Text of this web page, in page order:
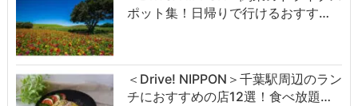
ポット集！日帰りで行けるおすす…
＜Drive! NIPPON＞千葉駅周辺のラン
チにおすすめの店12選！食べ放題…